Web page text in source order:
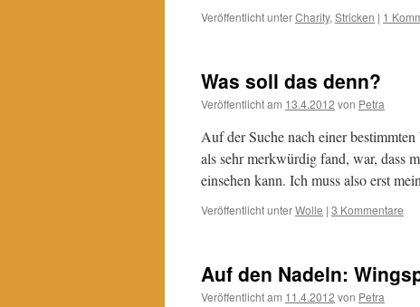
Veröffentlicht unterCharity, Stricken | 1
Was soll das denn?
Veröffentlicht am 13.4.2012 von Petra
Auf der Suche nach einer
als sehr merkwürdig fand, war, dass
einsehen kann. Ich muss also erst
Veröffentlicht unterWolle | 3 Kommentare
Auf den Nadeln:
Veröffentlicht am 11.4.2012 von Petra